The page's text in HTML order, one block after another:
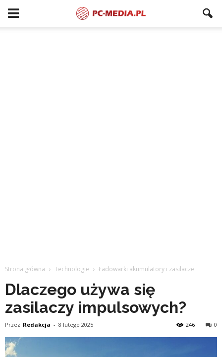
Strona główna Technologie Ładowarki akumulatory i zasilacze
Dlaczego używa się
zasilaczy impulsowych?
Przez Redakcja - 8 lutego 2025 0
246